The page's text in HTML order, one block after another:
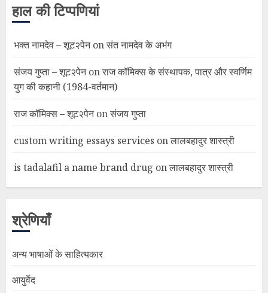
हाल की टिप्पणियां
भक्त नामदेव – शूट२पेनonसंत नामदेव के अभंग
संजय गुप्ता – शूट२पेनonराज कॉमिक्स के संस्थापक, पात्र और स्वर्णिम
युग की कहानी (1984-वर्तमान)
राज कॉमिक्स – शूट२पेनonसंजय गुप्ता
custom writing essays services onलालबहादुर शास्त्री
is tadalafil a name brand drug onलालबहादुर शास्त्री
श्रेणियाँ
अन्य भाषाओं के साहित्यकार
आयुर्वेद